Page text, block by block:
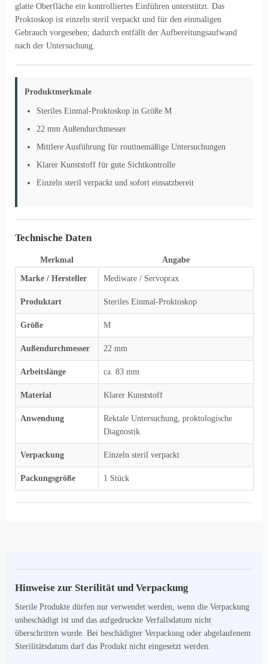
glatte Oberfläche ein kontrolliertes Einführen unterstützt. Das
Proktoskop ist einzeln steril verpackt und für den einmaligen
Gebrauch vorgesehen; dadurch entfällt der Aufbereitungsaufwand
nach der Untersuchung.
Produktmerkmale
Steriles Einmal-Proktoskop in Größe M
22 mm Außendurchmesser
Mittlere Ausführung für routinemäßige Untersuchungen
Klarer Kunststoff für gute Sichtkontrolle
Einzeln steril verpackt und sofort einsatzbereit
Technische Daten
Merkmal Angabe
Marke / Hersteller Mediware / Servoprax
Produktart Steriles Einmal-Proktoskop
Größe M
Außendurchmesser 22 mm
Arbeitslänge ca. 83 mm
Material Klarer Kunststoff
Anwendung
Rektale Untersuchung, proktologische
Diagnostik
Verpackung Einzeln steril verpackt
Packungsgröße 1 Stück
Hinweise zur Sterilität und Verpackung
Sterile Produkte dürfen nur verwendet werden, wenn die Verpackung
unbeschädigt ist und das aufgedruckte Verfallsdatum nicht
überschritten wurde. Bei beschädigter Verpackung oder abgelaufenem
Sterilitätsdatum darf das Produkt nicht eingesetzt werden.